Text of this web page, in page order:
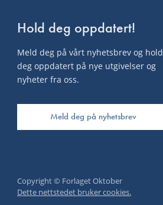
Hold deg oppdatert!
Meld deg på vårt nyhetsbrev og hold
deg oppdatert på nye utgivelser og
nyheter fra oss.
Meld deg på nyhetsbrev
Copyright © Forlaget Oktober
Dette nettstedet bruker cookies.